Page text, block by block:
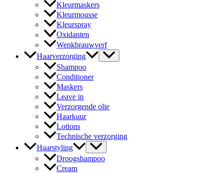
Kleurmaskers
Kleurmousse
Kleurspray
Oxidanten
Wenkbrauwverf
Haarverzorging
Shampoo
Conditioner
Maskers
Leave in
Verzorgende olie
Haarkuur
Lotions
Technische verzorging
Haarstyling
Droogshampoo
Cream